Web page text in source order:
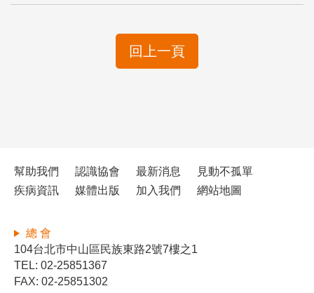
回上一頁
幫助我們 認識協會 最新消息
見動不孤單
疾病資訊
媒體出版 加入我們 網站地圖
總 會
104台北市中山區民族東路2號7樓之1
TEL: 02-25851367
FAX: 02-25851302